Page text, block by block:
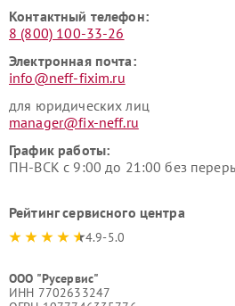
Контактный телефон:
8 (800) 100-33-26
Электронная почта:
info@neff-fixim.ru
для юридических лиц
manager@fix-neff.ru
График работы:
ПН-ВСК с 9:00 до 21:00 без
Рейтинг сервисного центра
4.9-5.0
ООО "Русервис"
ИНН 7702633247